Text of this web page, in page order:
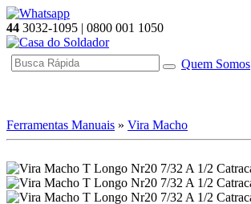
44 3032-1095 | 0800 001 1050
Quem Somos
Ferramentas Manuais » Vira Macho